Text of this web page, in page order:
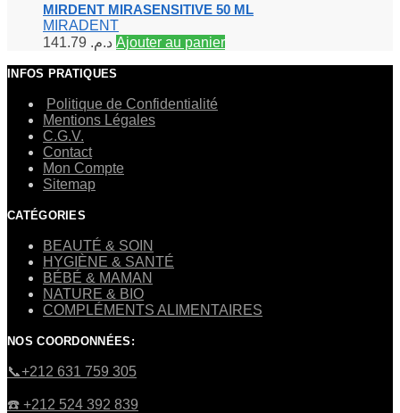
MIRDENT MIRASENSITIVE 50 ML
MIRADENT
د.م. Ajouter au panier
INFOS PRATIQUES
Politique de Confidentialité
Mentions Légales
C.G.V.
Contact
Mon Compte
Sitemap
CATÉGORIES
BEAUTÉ & SOIN
HYGIÈNE & SANTÉ
BÉBÉ & MAMAN
NATURE & BIO
COMPLÉMENTS ALIMENTAIRES
NOS COORDONNÉES:
​📞+212 631 759 305
☎️​ +212 524 392 839